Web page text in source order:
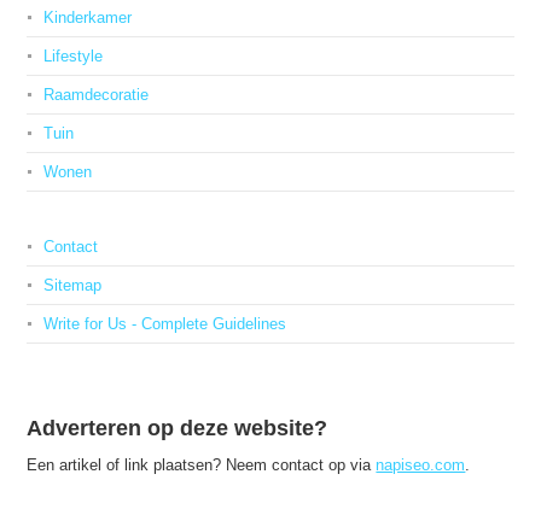
Kinderkamer
Lifestyle
Raamdecoratie
Tuin
Wonen
Contact
Sitemap
Write for Us - Complete Guidelines
Adverteren op deze website?
Een artikel of link plaatsen? Neem contact op vianapiseo.com